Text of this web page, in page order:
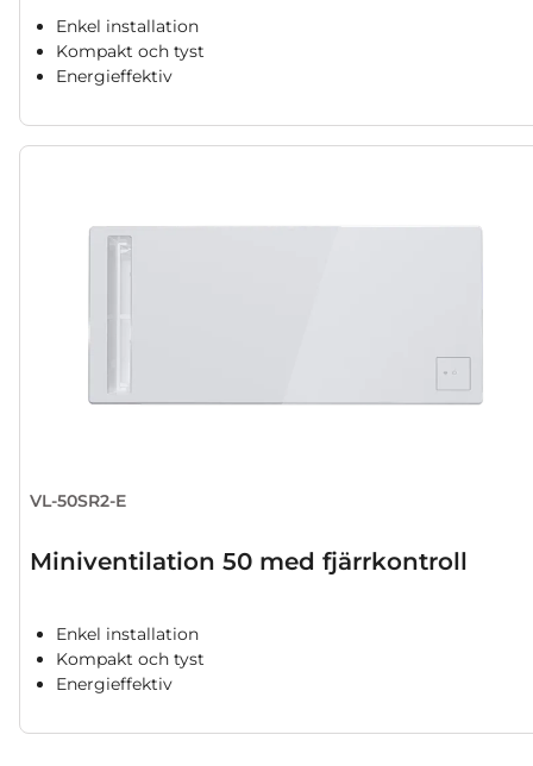
Enkel installation
Kompakt och tyst
Energieffektiv
VL-50SR2-E
Miniventilation 50 med fjärrkontroll
Enkel installation
Kompakt och tyst
Energieffektiv